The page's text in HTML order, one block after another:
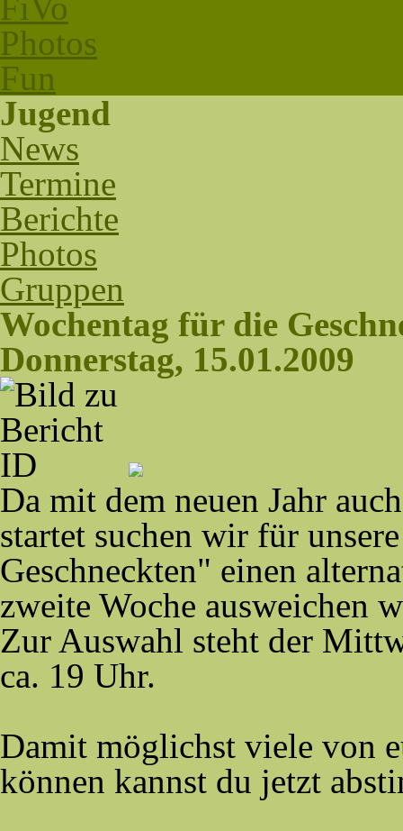
Photos
Fun
Jugend
News
Termine
Berichte
Photos
Gruppen
Wochentag für die
Donnerstag, 15.01.2009
Da mit dem neuen Jahr
startet suchen wir für
Geschneckten" einen
zweite Woche ausweichen
Zur Auswahl steht der
ca. 19 Uhr.
Damit möglichst viele von
können kannst du jetzt